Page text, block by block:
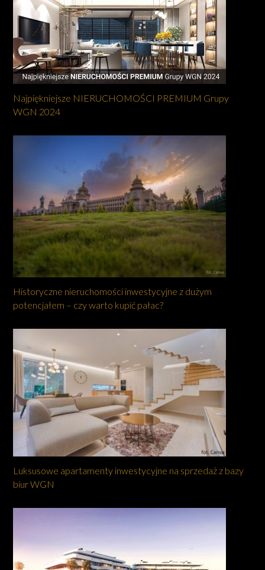
Najpiękniejsze NIERUCHOMOŚCI PREMIUM Grupy
WGN 2024
Historyczne nieruchomości inwestycyjne z dużym
potencjałem – czy warto kupić pałac?
Luksusowe apartamenty inwestycyjne na sprzedaż z bazy
biur WGN